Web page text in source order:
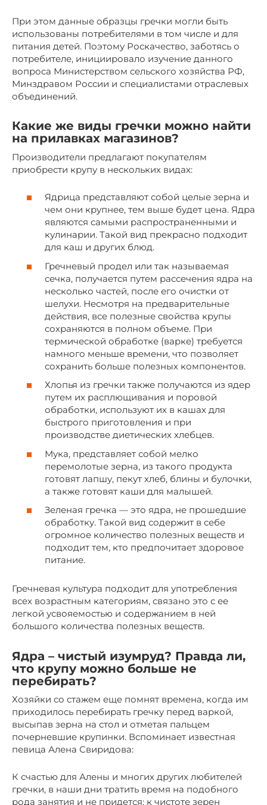
При этом данные образцы гречки могли быть
использованы потребителями в том числе и для
питания детей. Поэтому Роскачество, заботясь о
потребителе, инициировало изучение данного
вопроса Министерством сельского хозяйства РФ,
Минздравом России и специалистами отраслевых
объединений.
Какие же виды гречки можно найти
на прилавках магазинов?
Производители предлагают покупателям
приобрести крупу в нескольких видах:
Ядрица представляют собой целые зерна и
чем они крупнее, тем выше будет цена. Ядра
являются самыми распространенными и
кулинарии. Такой вид прекрасно подходит
для каш и других блюд.
Гречневый продел или так называемая
сечка, получается путем рассечения ядра на
несколько частей, после его очистки от
шелухи. Несмотря на предварительные
действия, все полезные свойства крупы
сохраняются в полном объеме. При
термической обработке (варке) требуется
намного меньше времени, что позволяет
сохранить больше полезных компонентов.
Хлопья из гречки также получаются из ядер
путем их расплющивания и поровой
обработки, используют их в кашах для
быстрого приготовления и при
производстве диетических хлебцев.
Мука, представляет собой мелко
перемолотые зерна, из такого продукта
готовят лапшу, пекут хлеб, блины и булочки,
а также готовят каши для малышей.
Зеленая гречка — это ядра, не прошедшие
обработку. Такой вид содержит в себе
огромное количество полезных веществ и
подходит тем, кто предпочитает здоровое
питание.
Гречневая культура подходит для употребления
всех возрастным категориям, связано это с ее
легкой усвояемостью и содержанием в ней
большого количества полезных веществ.
Ядра – чистый изумруд? Правда ли,
что крупу можно больше не
перебирать?
Хозяйки со стажем еще помнят времена, когда им
приходилось перебирать гречку перед варкой,
высыпав зерна на стол и отметая пальцем
почерневшие крупинки. Вспоминает известная
певица Алена Свиридова:
К счастью для Алены и многих других любителей
гречки, в наши дни тратить время на подобного
рода занятия и не придется: к чистоте зерен